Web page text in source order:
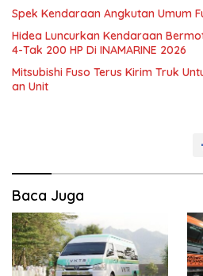
Spek Kendaraan Angkutan Umum
Hidea Luncurkan Kendaraan
4-Tak 200 HP Di INAMARINE 2026
Mitsubishi Fuso Terus Kirim Truk
an Unit
Baca Juga